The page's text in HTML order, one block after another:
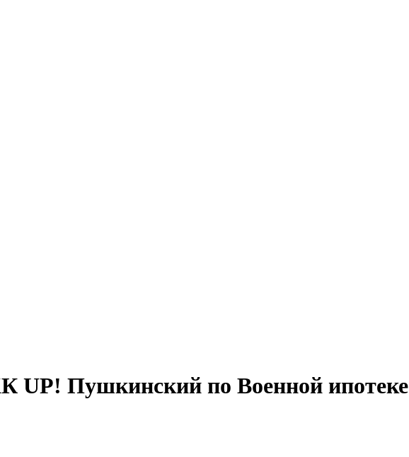
UP! Пушкинский по Военной ипотеке